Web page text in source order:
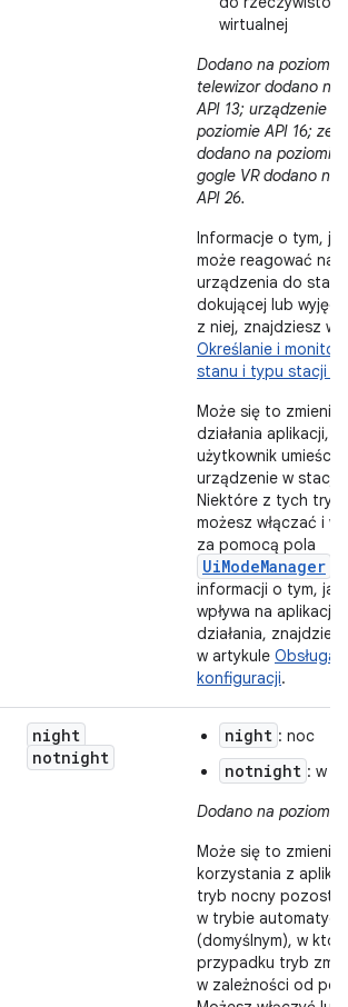
wirtualnej
Dodano na poziomie
telewizor dodano na
API 13; urządzenie
poziomie API 16;
dodano na poziomie
gogle VR dodano na
API 26.
Informacje o tym,
może reagować na
urządzenia do stacji
dokującej lub
z niej, znajdziesz w
Określanie i
stanu i typu stacji
Może się to zmienić
działania aplikacji,
użytkownik umieści
urządzenie w stacji
Niektóre z tych
możesz włączać i
za pomocą pola
UiModeManager
informacji o tym,
wpływa na aplikację
działania, znajdziesz
w artykule Obsługa
konfiguracji.
night
notnight
night : noc
notnight : w
Dodano na poziomie
Może się to zmienić
korzystania z
tryb nocny
w trybie
(domyślnym), w
przypadku tryb
w zależności od